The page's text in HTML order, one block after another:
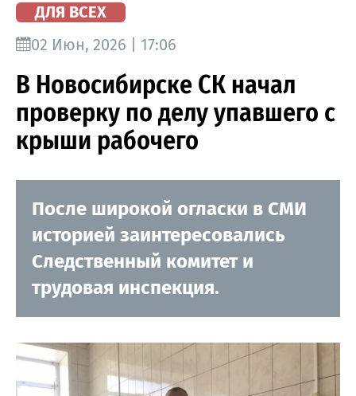
ДЛЯ ВСЕХ
02 Июн, 2026 | 17:06
В Новосибирске СК начал
проверку по делу упавшего с
крыши рабочего
После широкой огласки в СМИ
историей заинтересовались
Следственный комитет и
трудовая инспекция.